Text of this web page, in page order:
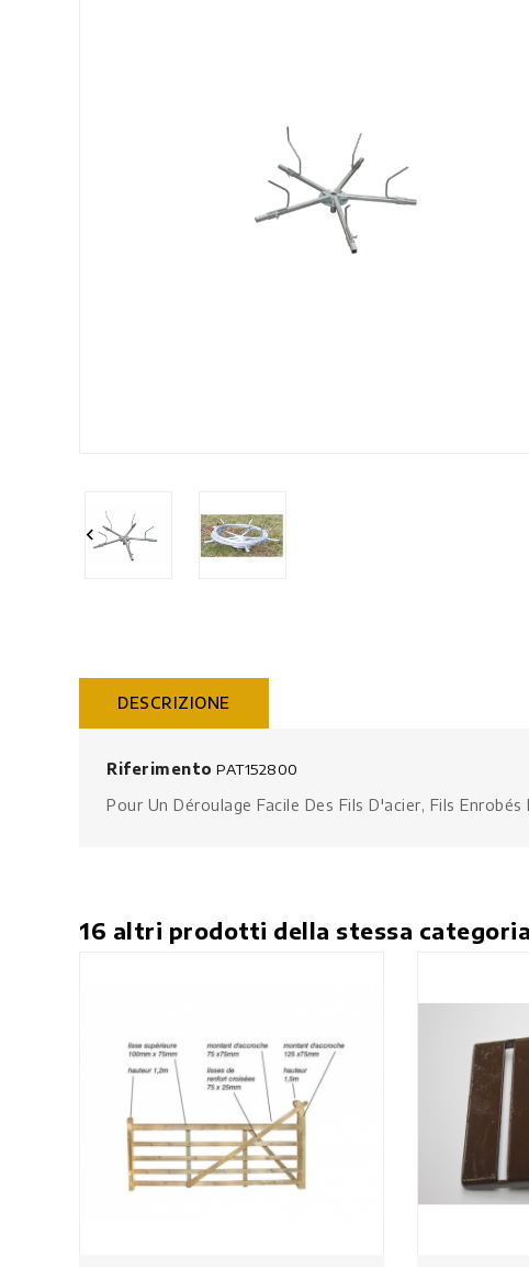

DESCRIZIONE
Riferimento PAT152800
Pour Un Déroulage Facile Des Fils D'acier, Fils
16 altri prodotti della stessa